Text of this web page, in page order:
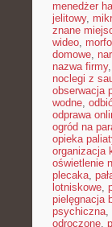
menedżer
jelitowy,
znane
wideo,
domowe,
nazwa firmy,
noclegi z
obserwacja
wodne,
odprawa
ogród na
opieka
organizacja
oświetlenie
plecaka,
lotniskowe,
pielęgnacja
psychiczna,
odroczone,